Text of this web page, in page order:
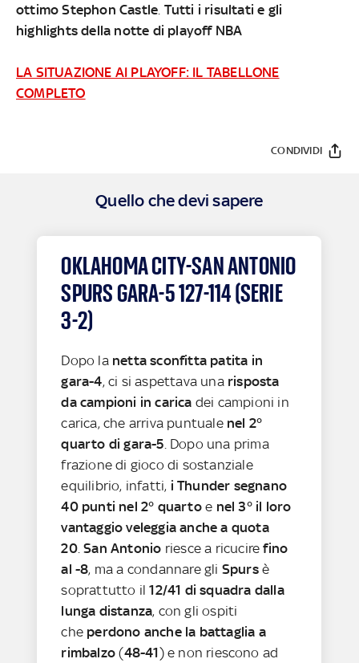
ottimo Stephon Castle Tutti i risultati e gli
highlights della notte di playoff NBA
LA SITUAZIONE AI PLAYOFF: IL TABELLONE
COMPLETO
CONDIVIDI
Quello che devi sapere
OKLAHOMA CITY-SAN ANTONIO
SPURS GARA-5 127-114 (SERIE
3-2)
Dopo la netta sconfitta patita in
gara-4, ci si aspettava una risposta
da campioni in carica dei campioni in
carica, che arriva puntuale nel 2°
quarto di gara-5 . Dopo una prima
frazione di gioco di sostanziale
equilibrio, infatti, i Thunder segnano
40 punti nel 2° quartoe nel 3° il loro
vantaggio veleggia anche a quota
20.San Antonio riesce a ricucirefino
al -8, ma a condannare gli Spursè
soprattutto il12/41 di squadra dalla
lunga distanza, con gli ospiti
che perdono anche la battaglia a
rimbalzo (48-41) e non riescono ad